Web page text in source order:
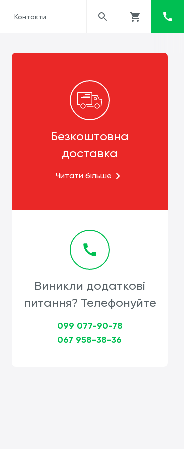
Контакти
Безкоштовна
доставка
Читати більше
Виникли додаткові
питання? Телефонуйте
099 077-90-78
067 958-38-36